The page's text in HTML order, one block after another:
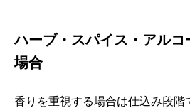
ハーブ・スパイス・アルコ
場合
香りを重視する場合は仕込み段階